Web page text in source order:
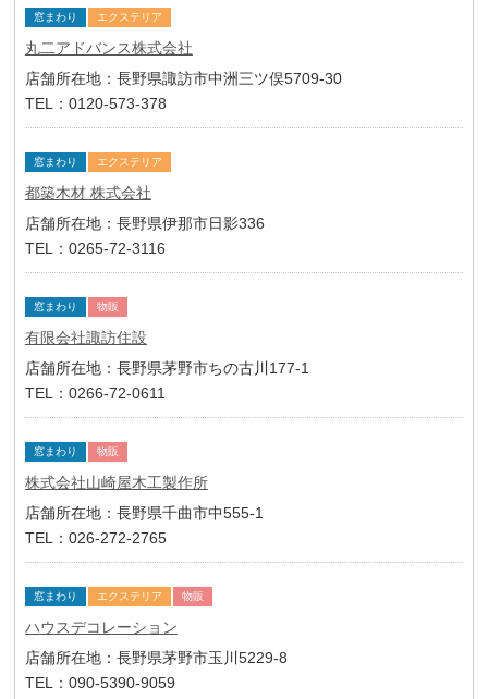
窓まわり エクステリア
丸二アドバンス株式会社
店舗所在地：長野県諏訪市中洲三ツ俣5709-30
TEL：0120-573-378
窓まわり エクステリア
都築木材 株式会社
店舗所在地：長野県伊那市日影336
TEL：0265-72-3116
窓まわり 物販
有限会社諏訪住設
店舗所在地：長野県茅野市ちの古川177-1
TEL：0266-72-0611
窓まわり 物販
株式会社山崎屋木工製作所
店舗所在地：長野県千曲市中555-1
TEL：026-272-2765
窓まわり エクステリア 物販
ハウスデコレーション
店舗所在地：長野県茅野市玉川5229-8
TEL：090-5390-9059